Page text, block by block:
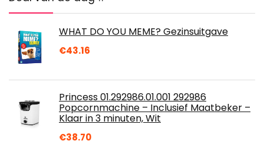
WHAT DO YOU MEME? Gezinsuitgave
€43.16
Princess 01.292986.01.001 292986
Popcornmachine – Inclusief Maatbeker –
Klaar in 3 minuten, Wit
€38.70